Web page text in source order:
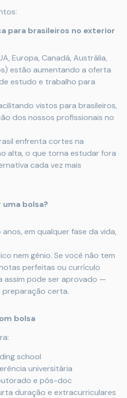
para brasileiros no exterior
Europa, Canadá, Austrália,
estão aumentando a oferta
estudo e trabalho para
vistos para brasileiros,
dos nossos profissionais no
enfrenta cortes na
alta, o que torna estudar fora
cada vez mais
bolsa?
anos, em qualquer fase da vida,
nem gênio. Se você não tem
perfeitas ou currículo
assim pode ser aprovado —
preparação certa.
bolsa
school
universitária
e pós-doc
duração e extracurriculares